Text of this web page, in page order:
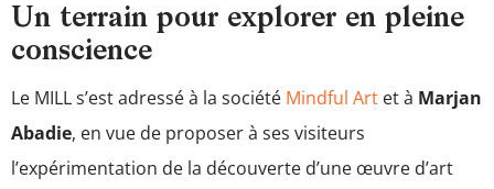
Un terrain pour explorer en pleine
conscience
Le MILL s’est adressé à la société Mindful Art et à Marjan
Abadie, en vue de proposer à ses visiteurs
l’expérimentation de la découverte d’une œuvre d’art